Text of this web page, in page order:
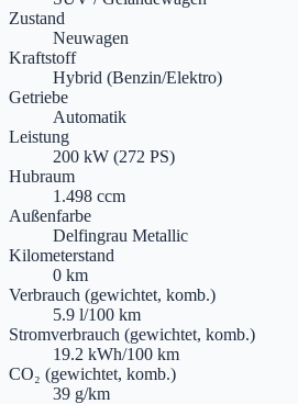
Zustand
Neuwagen
Kraftstoff
Hybrid (Benzin/Elektro)
Getriebe
Automatik
Leistung
200 kW (272 PS)
Hubraum
1.498 ccm
Außenfarbe
Delfingrau Metallic
Kilometerstand
0 km
Verbrauch (gewichtet, komb.)
5.9 l/100 km
Stromverbrauch (gewichtet, komb.)
19.2 kWh/100 km
CO₂ (gewichtet, komb.)
39 g/km